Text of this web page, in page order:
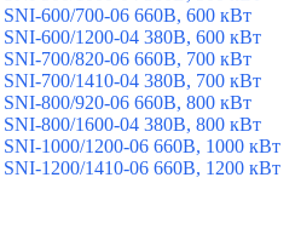
600/700-06 660В, 600 кВт
600/1200-04 380В, 600 кВт
700/820-06 660В, 700 кВт
700/1410-04 380В, 700 кВт
800/920-06 660В, 800 кВт
800/1600-04 380В, 800 кВт
1000/1200-06 660В, 1000 кВт
1200/1410-06 660В, 1200 кВт